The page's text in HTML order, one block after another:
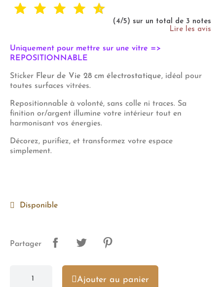
(4/5) sur un total de 3 notes
Lire les avis
Uniquement pour mettre sur une vitre =>
REPOSITIONNABLE
Sticker Fleur de Vie 28 cm électrostatique, idéal pour
toutes surfaces vitrées.
Repositionnable à volonté, sans colle ni traces. Sa
finition or/argent illumine votre intérieur tout en
harmonisant vos énergies.
Décorez, purifiez, et transformez votre espace
simplement.
Disponible
Partager
Ajouter au panier